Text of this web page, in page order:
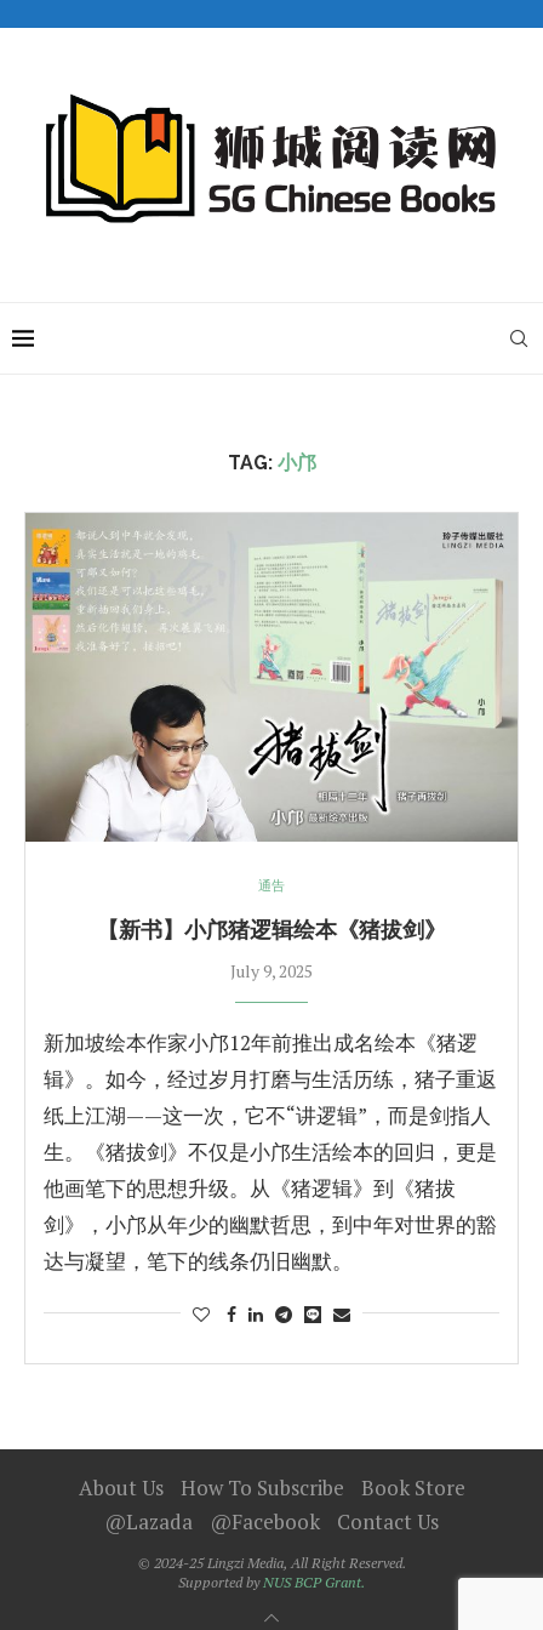
TAG: 小邝
通告
【新书】小邝猪逻辑绘本《猪拔剑》
July 9, 2025
新加坡绘本作家小邝12年前推出成名绘本《猪逻
辑》。如今，经过岁月打磨与生活历练，猪子重返
纸上江湖——这一次，它不“讲逻辑”，而是剑指人
生。《猪拔剑》不仅是小邝生活绘本的回归，更是
他画笔下的思想升级。从《猪逻辑》到《猪拔
剑》，小邝从年少的幽默哲思，到中年对世界的豁
达与凝望，笔下的线条仍旧幽默。
About Us How To Subscribe
Book Store
@Lazada
@Facebook Contact Us
© 2024-25 Lingzi Media, All Right Reserved.
Supported by NUS BCP Grant.